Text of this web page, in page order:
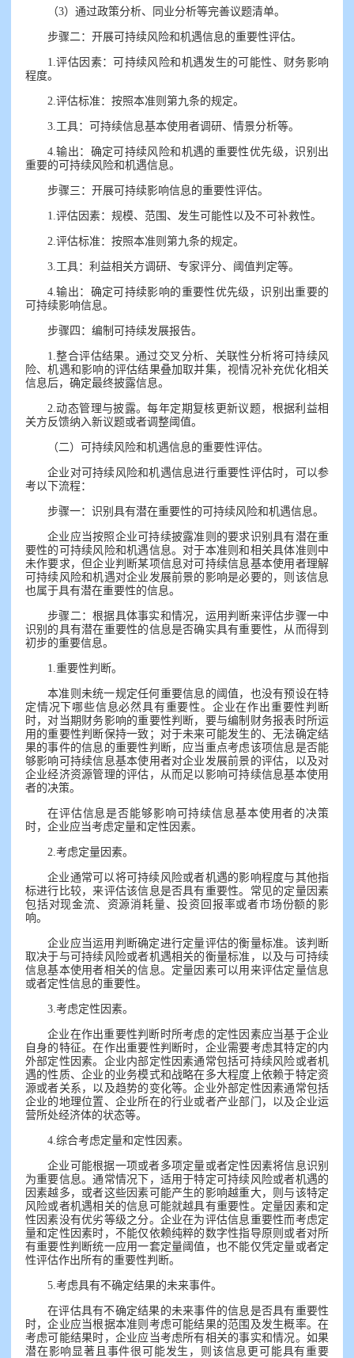
（3）通过政策分析、同业分析等完善议题清单。
步骤二：开展可持续风险和机遇信息的重要性评估。
1.评估因素：可持续风险和机遇发生的可能性、财务影响
程度。
2.评估标准：按照本准则第九条的规定。
3.工具：可持续信息基本使用者调研、情景分析等。
4.输出：确定可持续风险和机遇的重要性优先级，识别出
重要的可持续风险和机遇信息。
步骤三：开展可持续影响信息的重要性评估。
1.评估因素：规模、范围、发生可能性以及不可补救性。
2.评估标准：按照本准则第九条的规定。
3.工具：利益相关方调研、专家评分、阈值判定等。
4.输出：确定可持续影响的重要性优先级，识别出重要的
可持续影响信息。
步骤四：编制可持续发展报告。
1.整合评估结果。通过交叉分析、关联性分析将可持续风
险、机遇和影响的评估结果叠加取并集，视情况补充优化相关
信息后，确定最终披露信息。
2.动态管理与披露。每年定期复核更新议题，根据利益相
关方反馈纳入新议题或者调整阈值。
（二）可持续风险和机遇信息的重要性评估。
企业对可持续风险和机遇信息进行重要性评估时，可以参
考以下流程：
步骤一：识别具有潜在重要性的可持续风险和机遇信息。
企业应当按照企业可持续披露准则的要求识别具有潜在重
要性的可持续风险和机遇信息。对于本准则和相关具体准则中
未作要求，但企业判断某项信息对可持续信息基本使用者理解
可持续风险和机遇对企业发展前景的影响是必要的，则该信息
也属于具有潜在重要性的信息。
步骤二：根据具体事实和情况，运用判断来评估步骤一中
识别的具有潜在重要性的信息是否确实具有重要性，从而得到
初步的重要信息。
1.重要性判断。
本准则未统一规定任何重要信息的阈值，也没有预设在特
定情况下哪些信息必然具有重要性。企业在作出重要性判断
时，对当期财务影响的重要性判断，要与编制财务报表时所运
用的重要性判断保持一致；对于未来可能发生的、无法确定结
果的事件的信息的重要性判断，应当重点考虑该项信息是否能
够影响可持续信息基本使用者对企业发展前景的评估，以及对
企业经济资源管理的评估，从而足以影响可持续信息基本使用
者的决策。
在评估信息是否能够影响可持续信息基本使用者的决策
时，企业应当考虑定量和定性因素。
2.考虑定量因素。
企业通常可以将可持续风险或者机遇的影响程度与其他指
标进行比较，来评估该信息是否具有重要性。常见的定量因素
包括对现金流、资源消耗量、投资回报率或者市场份额的影
响。
企业应当运用判断确定进行定量评估的衡量标准。该判断
取决于与可持续风险或者机遇相关的衡量标准，以及与可持续
信息基本使用者相关的信息。定量因素可以用来评估定量信息
或者定性信息的重要性。
3.考虑定性因素。
企业在作出重要性判断时所考虑的定性因素应当基于企业
自身的特征。在作出重要性判断时，企业需要考虑其特定的内
外部定性因素。企业内部定性因素通常包括可持续风险或者机
遇的性质、企业的业务模式和战略在多大程度上依赖于特定资
源或者关系，以及趋势的变化等。企业外部定性因素通常包括
企业的地理位置、企业所在的行业或者产业部门，以及企业运
营所处经济体的状态等。
4.综合考虑定量和定性因素。
企业可能根据一项或者多项定量或者定性因素将信息识别
为重要信息。通常情况下，适用于特定可持续风险或者机遇的
因素越多，或者这些因素可能产生的影响越重大，则与该特定
风险或者机遇相关的信息可能就越具有重要性。定量因素和定
性因素没有优劣等级之分。企业在为评估信息重要性而考虑定
量和定性因素时，不能仅依赖纯粹的数字性指导原则或者对所
有重要性判断统一应用一套定量阈值，也不能仅凭定量或者定
性评估作出所有的重要性判断。
5.考虑具有不确定结果的未来事件。
在评估具有不确定结果的未来事件的信息是否具有重要性
时，企业应当根据本准则考虑可能结果的范围及发生概率。在
考虑可能结果时，企业应当考虑所有相关的事实和情况。如果
潜在影响显著且事件很可能发生，则该信息更可能具有重要